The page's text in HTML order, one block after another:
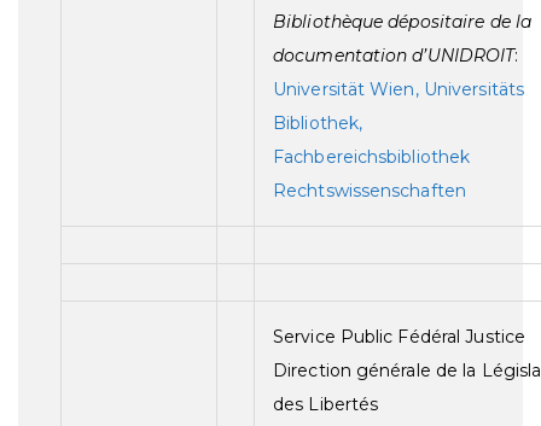
Bibliothèque dépositaire de la
documentation d’UNIDROIT:
Universität Wien, Universitäts
Bibliothek,
Fachbereichsbibliothek
Rechtswissenschaften
Service Public Fédéral Justice
Direction générale de la
des Libertés